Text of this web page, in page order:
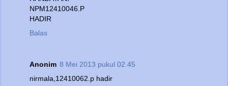
NPM12410046.P
HADIR
Balas
Anonim 8 Mei 2013 pukul 02.45
nirmala,12410062.p hadir